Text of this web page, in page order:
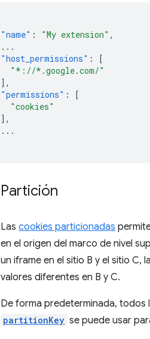
"name" : "My extension" ,
...
"host_permissions" :
[
"*://*.google.com/"
],
"permissions" :
[
"cookies"
],
...
Partición
Las cookies particionadas
en el origen del marco de nivel
un iframe en el sitio B y el sitio
valores diferentes en B y C.
De forma predeterminada, todos
partitionKey se puede usar